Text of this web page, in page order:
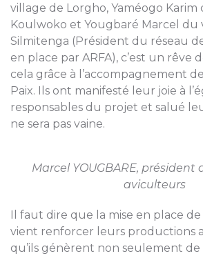
village de Lorgho, Yaméogo Karim
Koulwoko et Yougbaré Marcel du
Silmitenga (Président du réseau
en place par ARFA), c’est un rêve
cela grâce à l’accompagnement
Paix. Ils ont manifesté leur joie à
responsables du projet et salué
ne sera pas vaine.
Marcel YOUGBARE, président
aviculteurs
Il faut dire que la mise en place
vient renforcer leurs productions
qu’ils génèrent non seulement de